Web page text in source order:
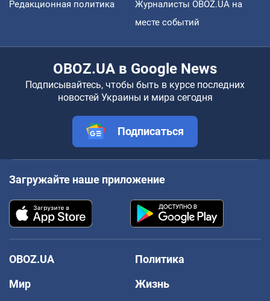
Редакционная политика
Журналисты OBOZ.UA на
месте событий
OBOZ.UA в Google News
Подписывайтесь, чтобы быть в курсе последних
новостей Украины и мира сегодня
Подписаться
Загружайте наше приложение
OBOZ.UA
Политика
Мир
Жизнь